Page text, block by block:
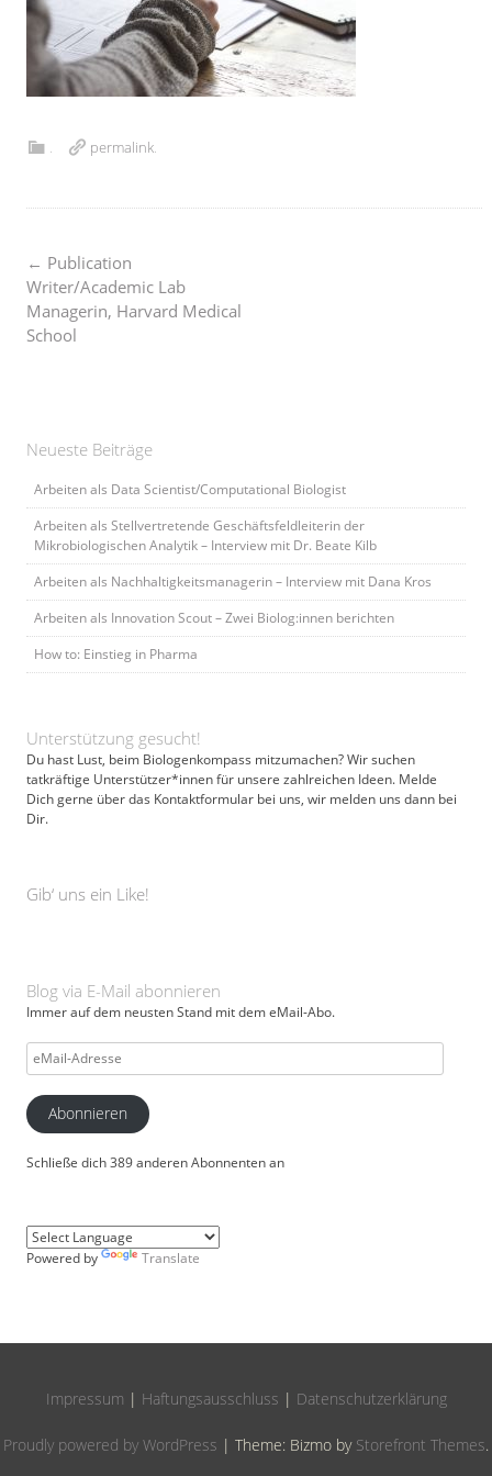
. permalink.
Post
navigation
← Publication
Writer/Academic Lab
Managerin, Harvard Medical
School
Neueste Beiträge
Arbeiten als Data Scientist/Computational Biologist
Arbeiten als Stellvertretende Geschäftsfeldleiterin der
Mikrobiologischen Analytik – Interview mit Dr. Beate Kilb
Arbeiten als Nachhaltigkeitsmanagerin – Interview mit Dana Kros
Arbeiten als Innovation Scout – Zwei Biolog:innen berichten
How to: Einstieg in Pharma
Unterstützung gesucht!
Du hast Lust, beim Biologenkompass mitzumachen? Wir suchen
tatkräftige Unterstützer*innen für unsere zahlreichen Ideen. Melde
Dich gerne über das Kontaktformular bei uns, wir melden uns dann bei
Dir.
Gib‘ uns ein Like!
Blog via E-Mail abonnieren
Immer auf dem neusten Stand mit dem eMail-Abo.
eMail-
Adresse
Abonnieren
Schließe dich 389 anderen Abonnenten an
Powered by Translate
Impressum | Haftungsausschluss | Datenschutzerklärung
Proudly powered by WordPress | Theme: Bizmo by Storefront Themes.